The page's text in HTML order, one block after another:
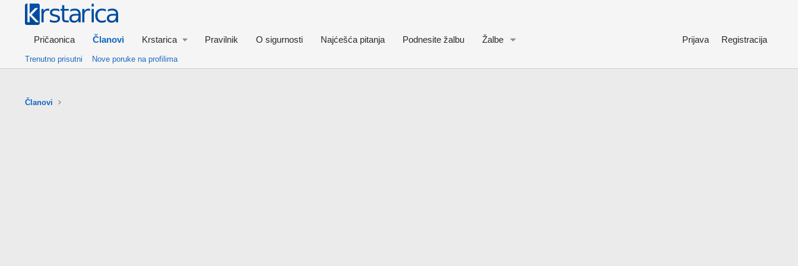
Pričaonica Članovi Krstarica Pravilnik O sigurnosti Najćešća pitanja Podnesite žalbu Žalbe Prijava Registracija
Trenutno prisutni Nove poruke na profilima
Članovi